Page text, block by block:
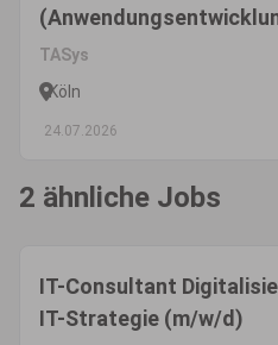
Systemintegration oder
und Prozessanalyse)
TASys
Köln
24.07.2026
2 ähnliche Jobs
IT-Consultant
IT-Strategie (m/w/d)